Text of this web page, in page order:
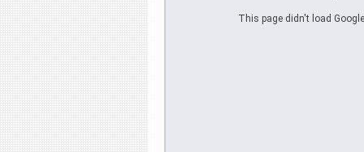
This page didn't load